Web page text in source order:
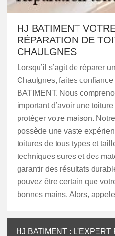
HJ BATIMENT
RÉPARATION DE
CHAULGNES
Lorsqu’il s’agit de réparer
Chaulgnes, faites confiance
BATIMENT. Nous
important d’avoir une
protéger votre maison.
possède une vaste
toitures de tous types et
techniques sures et des
garantir des résultats
pouvez être certain que
bonnes mains. Alors,
HJ BATIMENT : L'EXPERT